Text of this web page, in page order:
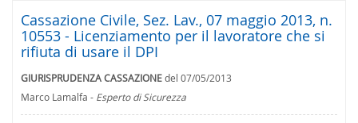
Cassazione Civile, Sez. Lav., 07 maggio 2013, n.
10553 - Licenziamento per il lavoratore che si
rifiuta di usare il DPI
GIURISPRUDENZA CASSAZIONEdel 07/05/2013
Marco Lamalfa - Esperto di Sicurezza